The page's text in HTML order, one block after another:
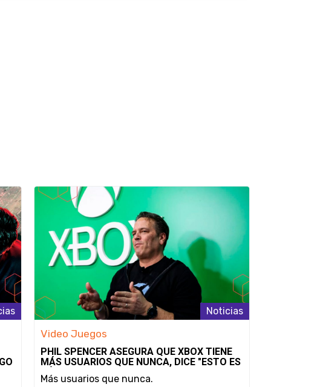
Noticias
Video Juegos
PHIL SPENCER ASEGURA QUE XBOX TIENE
MÁS USUARIOS QUE NUNCA, DICE "ESTO ES
SÓLO EL PRINCIPIO"
Más usuarios que nunca.